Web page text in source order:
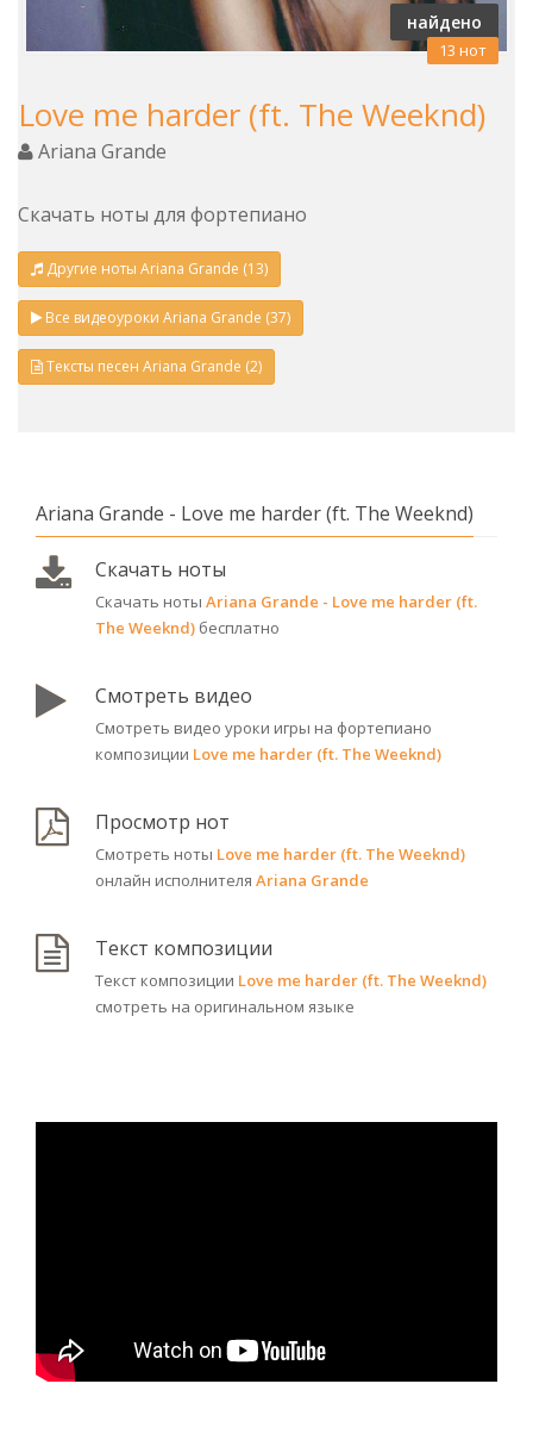
найдено
13 нот
Love me harder (ft. The Weeknd)
Ariana Grande
Скачать ноты для фортепиано
Другие ноты Ariana Grande (13)
Все видеоуроки Ariana Grande (37)
Тексты песен Ariana Grande (2)
Ariana Grande - Love me harder (ft. The Weeknd)
Скачать ноты
Скачать ноты Ariana Grande - Love me harder (ft.
The Weeknd) бесплатно
Смотреть видео
Смотреть видео уроки игры на фортепиано
композиции Love me harder (ft. The Weeknd)
Просмотр нот
Смотреть ноты Love me harder (ft. The Weeknd)
онлайн исполнителя Ariana Grande
Текст композиции
Текст композиции Love me harder (ft. The Weeknd)
смотреть на оригинальном языке